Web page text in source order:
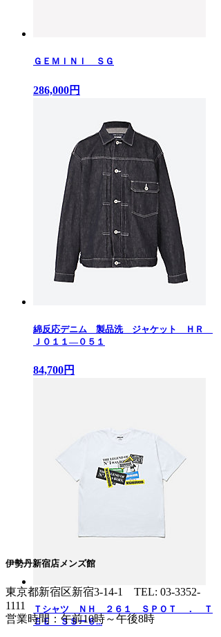
ＧＥＭＩＮＩ ＳＧ
286,000円
綿反応デニム 製品洗 ジャケット ＨＲ
Ｊ０１１—０５１
84,700円
Ｔシャツ ＮＨ ２６１ ＳＰＯＴ ． Ｔ
ＥＥ ＳＳー６...
伊勢丹新宿店メンズ館
東京都新宿区新宿3-14-1 TEL: 03-3352-
1111
営業時間：午前10時～午後8時